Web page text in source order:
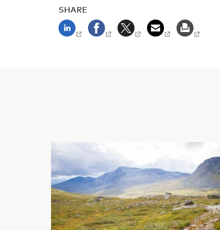
SHARE